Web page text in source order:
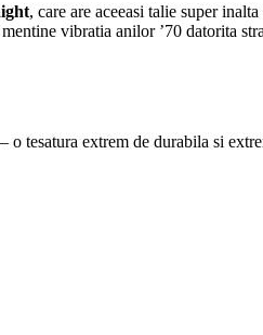
, care are aceeasi talie super
vibratia anilor ’70 datorita
extrem de durabila si